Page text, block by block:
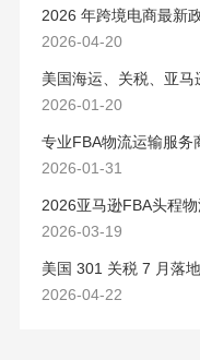
2026-04-20
2026-01-20
2026-01-31
2026-03-19
2026-04-22